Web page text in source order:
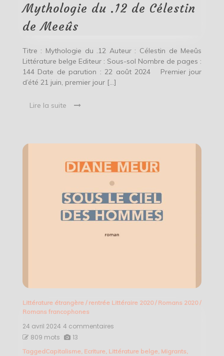
Meeûs
Mythologie du .12 de Célestin
de Meeûs
Titre : Mythologie du .12 Auteur : Célestin de Meeûs
Littérature belge Editeur : Sous-sol Nombre de pages :
144 Date de parution : 22 août 2024 Premier jour
d’été 21 juin, premier jour […]
Lire la suite
Littérature étrangère/ rentrée Littéraire 2020/ Romans 2020/
Romans francophones
24 avril 2024 4 commentaires
ciel
809 mots 13
TaggedCapitalisme, Ecriture, Littérature belge, Migrants,